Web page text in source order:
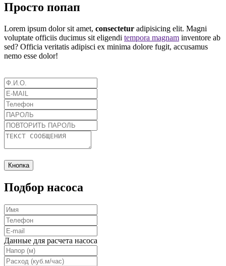
Просто попап
Lorem ipsum dolor sit amet, consectetur adipisicing elit. Magni
voluptate officiis ducimus sit eligendi tempora magnam inventore ab
sed? Officia veritatis adipisci ex minima dolore fugit, accusamus
nemo esse dolor!
Кнопка
Подбор насоса
Данные для расчета насоса